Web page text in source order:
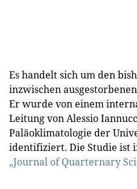
Es handelt sich um den
inzwischen
Er wurde von einem
Leitung von Alessio
Paläoklimatologie der
identifiziert. Die Studie ist
„Journal of Quarternary